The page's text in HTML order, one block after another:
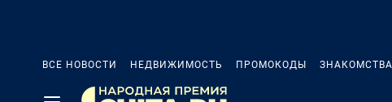
ВСЕ НОВОСТИ НЕДВИЖИМОСТЬ ПРОМОКОДЫ ЗНАКОМСТВА